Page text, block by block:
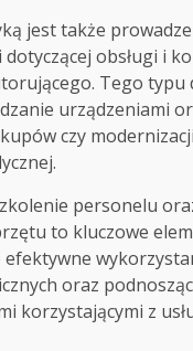
jest także
obsługi i
Tego typu
urządzeniami
czy
personelu
to kluczowe
efektywne
oraz
korzystającymi z